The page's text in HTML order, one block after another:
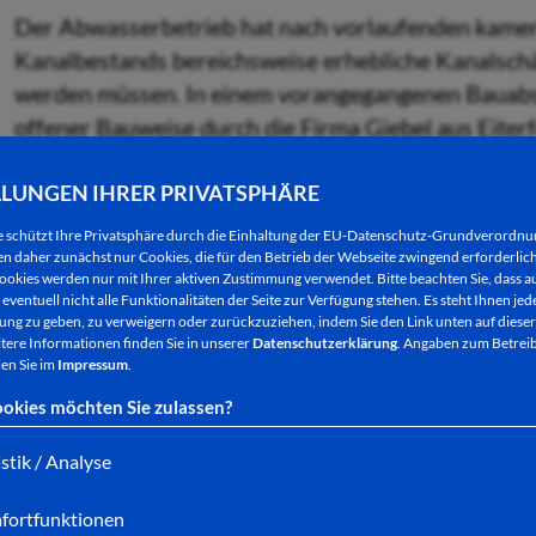
IHRER PRIVATSPHÄRE
schützt Ihre Privatsphäre durch die Einhaltung der EU-Datenschutz-
daher zunächst nur Cookies, die für den Betrieb der Webseite zwingend
werden nur mit Ihrer aktiven Zustimmung verwendet. Bitte beachten Sie, dass
nicht alle Funktionalitäten der Seite zur Verfügung stehen. Es steht Ihnen
zu geben, zu verweigern oder zurückzuziehen, indem Sie den Link unten auf
Informationen finden Sie in unsererDatenschutzerklärung. Angaben zum
Sie im Impressum.
möchten Sie zulassen?
/ Analyse
Der Abwasserbetrieb hat nach vorlaufenden
Kanalbestands bereichsweise erhebliche
werden müssen. In einem vorangegangenen
offener Bauweise durch die Firma Giebel aus
in Zusammenarbeit mit dem Landkreis Hersfeld-
Aufgrund des Erhaltungszustands der
GmbH aus Kassel beauftragt, im Anschluss
durchzuführen.
Am 08.September sollen die Vorarbeiten für den
dritte Septemberwoche geplant ist, erfolgen.
Nacharbeiten. Es handelt sich hierbei um die
fachgerechte Einbindung der Anschlussleitungen
Die Arbeiten werden voraussichtlich am 27.
anstehenden Arbeiten werden zeitversetzt
vor Ort sein.